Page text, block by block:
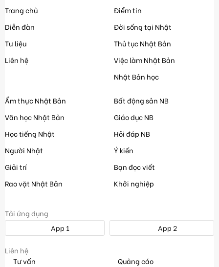
Trang chủ
Diễn đàn
Tư liệu
Liên hệ
Điểm tin
Đời sống tại Nhật
Thủ tục Nhật Bản
Việc làm Nhật Bản
Nhật Bản học
Ẩm thực Nhật Bản
Văn học Nhật Bản
Học tiếng Nhật
Người Nhật
Giải trí
Rao vặt Nhật Bản
Bất động sản NB
Giáo dục NB
Hỏi đáp NB
Ý kiến
Bạn đọc viết
Khởi nghiệp
Tải ứng dụng
App 1
App 2
Liên hệ
Tư vấn
Quảng cáo